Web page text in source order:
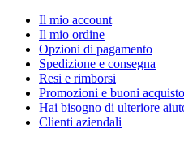
Il mio account
Il mio ordine
Opzioni di pagamento
Spedizione e consegna
Resi e rimborsi
Promozioni e buoni acquisto
Hai bisogno di ulteriore
Clienti aziendali